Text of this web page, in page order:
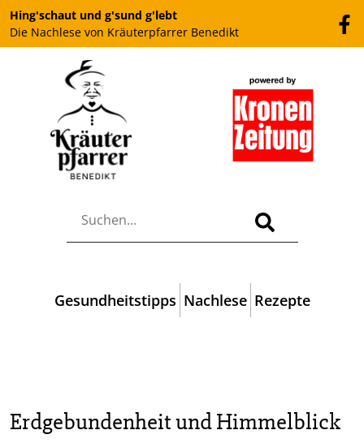
Hing'schaut und g'sund g'lebt
Die Nachlese von Kräuterpfarrer Benedikt
Gesundheitstipps Nachlese Rezepte
Erdgebundenheit und Himmelblick